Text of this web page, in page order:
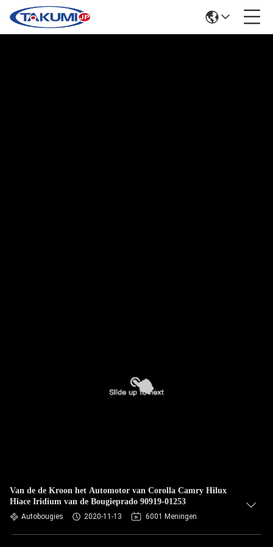
Van de de Kroon het Automotor van Corolla Camry Hilux
Hiace Iridium van de Bougieprado 90919-01253
Autobougies 2020-11-13 6001 Meningen